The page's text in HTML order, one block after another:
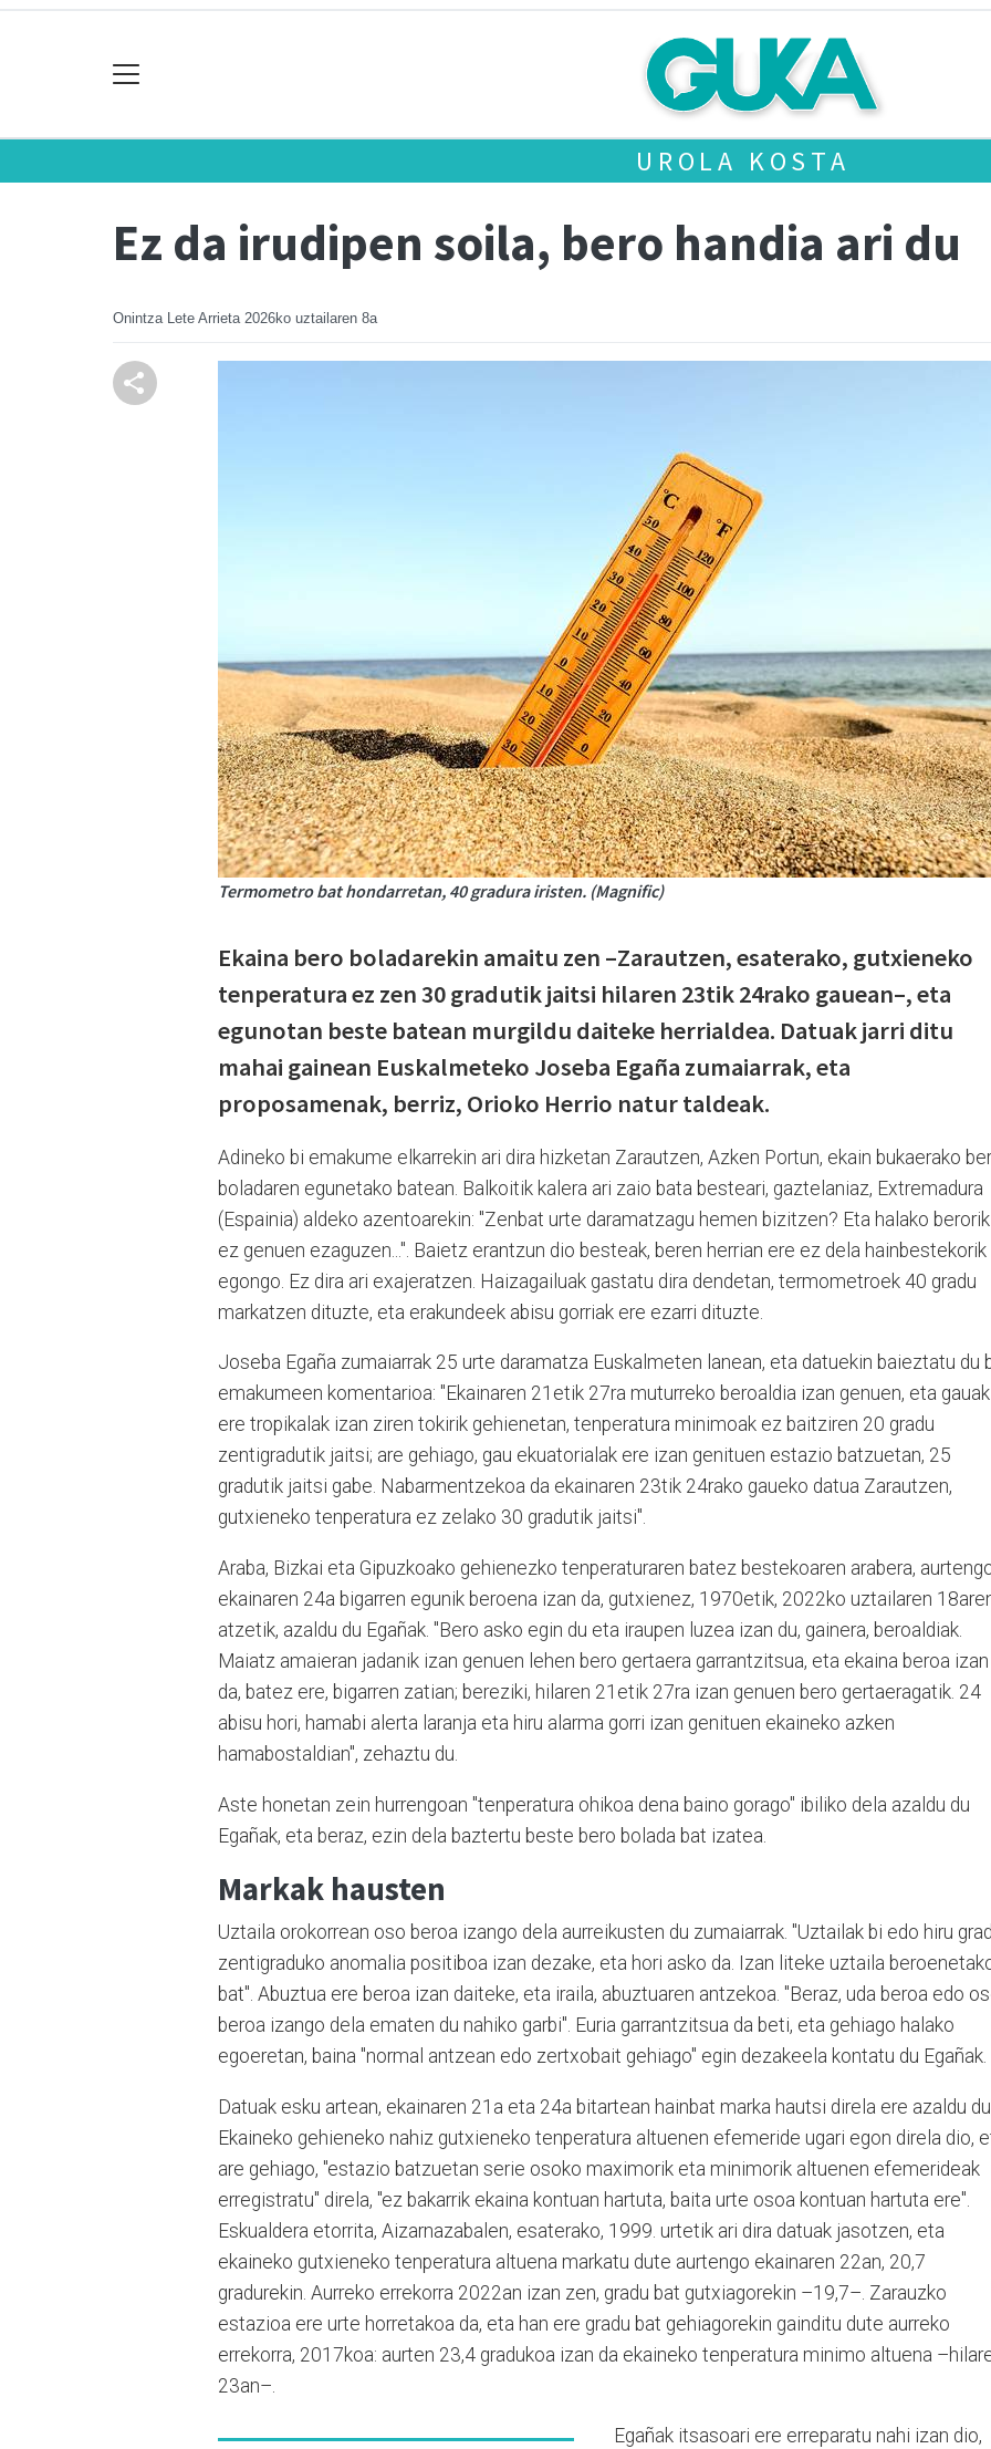
UROLA KOSTA
Ez da irudipen soila, bero handia ari du
Onintza Lete Arrieta 2026ko uztailaren 8a
Termometro bat hondarretan, 40 gradura iristen. (Magnific)
Ekaina bero boladarekin amaitu zen –Zarautzen, esaterako, gutxieneko
tenperatura ez zen 30 gradutik jaitsi hilaren 23tik 24rako gauean–, eta
egunotan beste batean murgildu daiteke herrialdea. Datuak jarri ditu
mahai gainean Euskalmeteko Joseba Egaña zumaiarrak, eta
proposamenak, berriz, Orioko Herrio natur taldeak.
Adineko bi emakume elkarrekin ari dira hizketan Zarautzen, Azken Portun, ekain bukaerako
boladaren egunetako batean. Balkoitik kalera ari zaio bata besteari, gaztelaniaz, Extremadura
(Espainia) aldeko azentoarekin: "Zenbat urte daramatzagu hemen bizitzen? Eta halako berorik
ez genuen ezaguzen...". Baietz erantzun dio besteak, beren herrian ere ez dela hainbestekorik
egongo. Ez dira ari exajeratzen. Haizagailuak gastatu dira dendetan, termometroek 40 gradu
markatzen dituzte, eta erakundeek abisu gorriak ere ezarri dituzte.
Joseba Egaña zumaiarrak 25 urte daramatza Euskalmeten lanean, eta datuekin baieztatu du
emakumeen komentarioa: "Ekainaren 21etik 27ra muturreko beroaldia izan genuen, eta gauak
ere tropikalak izan ziren tokirik gehienetan, tenperatura minimoak ez baitziren 20 gradu
zentigradutik jaitsi; are gehiago, gau ekuatorialak ere izan genituen estazio batzuetan, 25
gradutik jaitsi gabe. Nabarmentzekoa da ekainaren 23tik 24rako gaueko datua Zarautzen,
gutxieneko tenperatura ez zelako 30 gradutik jaitsi".
Araba, Bizkai eta Gipuzkoako gehienezko tenperaturaren batez bestekoaren arabera,
ekainaren 24a bigarren egunik beroena izan da, gutxienez, 1970etik, 2022ko uztailaren
atzetik, azaldu du Egañak. "Bero asko egin du eta iraupen luzea izan du, gainera, beroaldiak.
Maiatz amaieran jadanik izan genuen lehen bero gertaera garrantzitsua, eta ekaina beroa izan
da, batez ere, bigarren zatian; bereziki, hilaren 21etik 27ra izan genuen bero gertaeragatik. 24
abisu hori, hamabi alerta laranja eta hiru alarma gorri izan genituen ekaineko azken
hamabostaldian", zehaztu du.
Aste honetan zein hurrengoan "tenperatura ohikoa dena baino gorago" ibiliko dela azaldu du
Egañak, eta beraz, ezin dela baztertu beste bero bolada bat izatea.
Markak hausten
Uztaila orokorrean oso beroa izango dela aurreikusten du zumaiarrak. "Uztailak bi edo hiru
zentigraduko anomalia positiboa izan dezake, eta hori asko da. Izan liteke uztaila
bat". Abuztua ere beroa izan daiteke, eta iraila, abuztuaren antzekoa. "Beraz, uda beroa edo
beroa izango dela ematen du nahiko garbi". Euria garrantzitsua da beti, eta gehiago halako
egoeretan, baina "normal antzean edo zertxobait gehiago" egin dezakeela kontatu du Egañak.
Datuak esku artean, ekainaren 21a eta 24a bitartean hainbat marka hautsi direla ere azaldu
Ekaineko gehieneko nahiz gutxieneko tenperatura altuenen efemeride ugari egon direla dio,
are gehiago, "estazio batzuetan serie osoko maximorik eta minimorik altuenen efemerideak
erregistratu" direla, "ez bakarrik ekaina kontuan hartuta, baita urte osoa kontuan hartuta ere".
Eskualdera etorrita, Aizarnazabalen, esaterako, 1999. urtetik ari dira datuak jasotzen, eta
ekaineko gutxieneko tenperatura altuena markatu dute aurtengo ekainaren 22an, 20,7
gradurekin. Aurreko errekorra 2022an izan zen, gradu bat gutxiagorekin –19,7–. Zarauzko
estazioa ere urte horretakoa da, eta han ere gradu bat gehiagorekin gainditu dute aurreko
errekorra, 2017koa: aurten 23,4 gradukoa izan da ekaineko tenperatura minimo altuena
23an–.
Egañak itsasoari ere erreparatu nahi izan dio,